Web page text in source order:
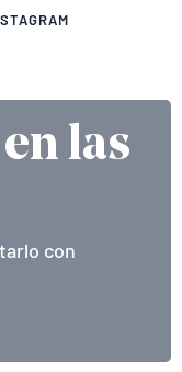
las
con